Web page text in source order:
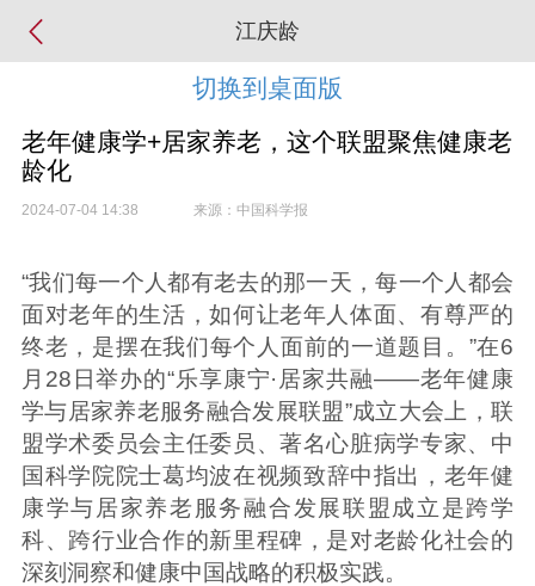
江庆龄
切换到桌面版
老年健康学+居家养老，这个联盟聚焦健康老
龄化
2024-07-04 14:38 来源：中国科学报
“我们每一个人都有老去的那一天，每一个人都会
面对老年的生活，如何让老年人体面、有尊严的
终老，是摆在我们每个人面前的一道题目。”在6
月28日举办的“乐享康宁·居家共融——老年健康
学与居家养老服务融合发展联盟”成立大会上，联
盟学术委员会主任委员、著名心脏病学专家、中
国科学院院士葛均波在视频致辞中指出，老年健
康学与居家养老服务融合发展联盟成立是跨学
科、跨行业合作的新里程碑，是对老龄化社会的
深刻洞察和健康中国战略的积极实践。